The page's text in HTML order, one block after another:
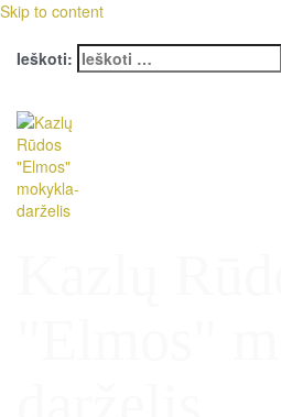
Skip to content
Ieškoti: